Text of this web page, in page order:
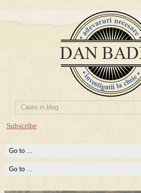
Subscribe
Prima mea carte publicata (Nemira)
Averea Presedintelui: prima lucrare
conturi secrete ale Securitatii.